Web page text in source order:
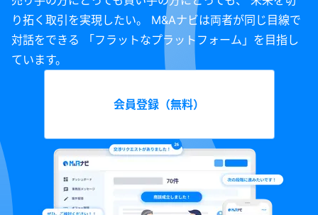
り拓く取引を実現したい。 M&Aナビは両者が同じ目線で
対話をできる 「フラットなプラットフォーム」を目指し
ています。
会員登録（無料）